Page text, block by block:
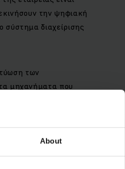
About
την ψηφιακή
σύστημα διαχείρισης
των
μηχανήματα που
έξυπνη ενσωμάτωση
FMS, οι πελάτες
στόλου τους. Οι
πλέον το